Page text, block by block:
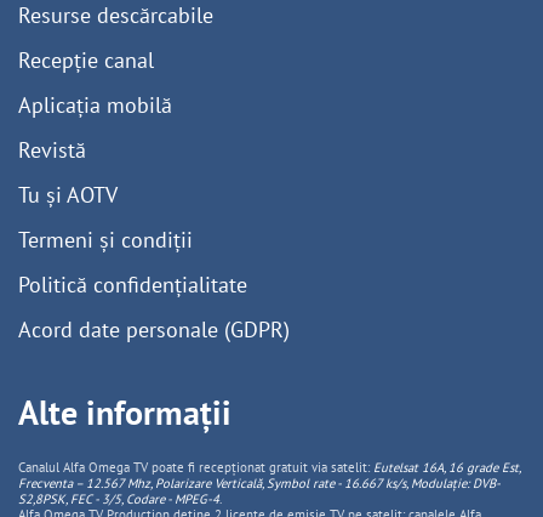
Resurse descărcabile
Recepție canal
Aplicația mobilă
Revistă
Tu și AOTV
Termeni și condiții
Politică confidențialitate
Acord date personale (GDPR)
Alte informații
Canalul Alfa Omega TV poate fi recepționat gratuit via satelit: Eutelsat 16A, 16 grade Est,
Frecventa – 12.567 Mhz, PolarizareVerticală, Symbol rate - 16.667 ks/s, Modulație: DVB-
S2,8PSK, FEC - 3/5, Codare - MPEG-4.